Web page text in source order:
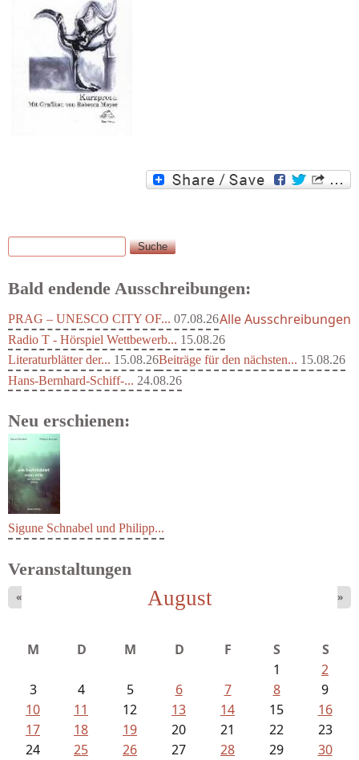
Suchformular
Suche
Bald endende Ausschreibungen:
PRAG – UNESCO CITY OF... 07.08.26
Radio T - Hörspiel Wettbewerb... 15.08.26
Literaturblätter der... 15.08.26Beiträge für den nächsten... 15.08.26
Hans-Bernhard-Schiff-... 24.08.26
Alle Ausschreibungen
Neu erschienen:
Sigune Schnabel und Philipp...
Veranstaltungen
August
« »
M D M D F S
S
1
2
3
4 5 6 7 8
9
10
11 12 13 14 15
16
17
18 19 20 21 22
23
24
25 26 27 28 29 30